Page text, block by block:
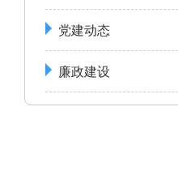
党建动态
廉政建设